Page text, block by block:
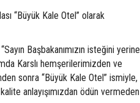
“Büyük Kale Otel” olarak
Başbakanımızın isteğini yerine
Karslı hemşerilerimizden ve
sonra “Büyük Kale Otel” ismiyle,
anlayışımızdan ödün vermeden